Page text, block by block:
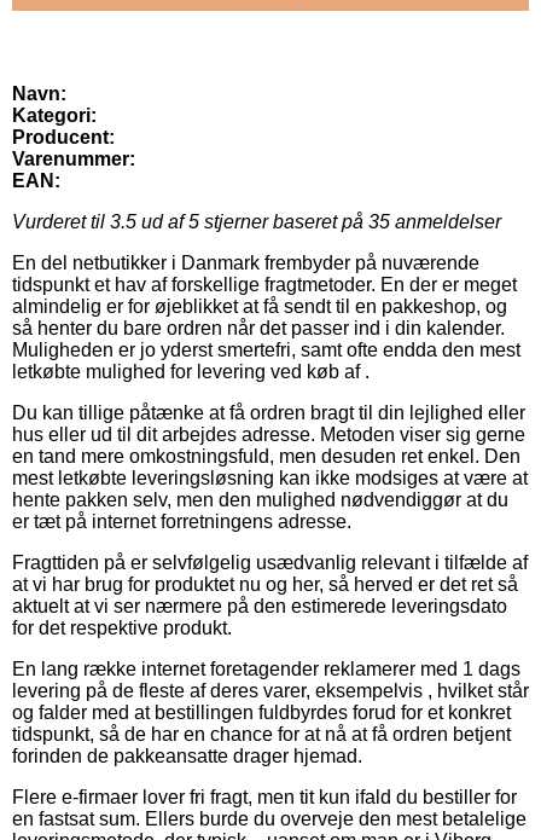
Navn:
Kategori:
Producent:
Varenummer:
EAN:
Vurderet til 3.5 ud af 5 stjerner baseret på 35 anmeldelser
En del netbutikker i Danmark frembyder på nuværende
tidspunkt et hav af forskellige fragtmetoder. En der er meget
almindelig er for øjeblikket at få sendt til en pakkeshop, og
så henter du bare ordren når det passer ind i din kalender.
Muligheden er jo yderst smertefri, samt ofte endda den mest
letkøbte mulighed for levering ved køb af .
Du kan tillige påtænke at få ordren bragt til din lejlighed eller
hus eller ud til dit arbejdes adresse. Metoden viser sig gerne
en tand mere omkostningsfuld, men desuden ret enkel. Den
mest letkøbte leveringsløsning kan ikke modsiges at være at
hente pakken selv, men den mulighed nødvendiggør at du
er tæt på internet forretningens adresse.
Fragttiden på er selvfølgelig usædvanlig relevant i tilfælde af
at vi har brug for produktet nu og her, så herved er det ret så
aktuelt at vi ser nærmere på den estimerede leveringsdato
for det respektive produkt.
En lang række internet foretagender reklamerer med 1 dags
levering på de fleste af deres varer, eksempelvis , hvilket står
og falder med at bestillingen fuldbyrdes forud for et konkret
tidspunkt, så de har en chance for at nå at få ordren betjent
forinden de pakkeansatte drager hjemad.
Flere e-firmaer lover fri fragt, men tit kun ifald du bestiller for
en fastsat sum. Ellers burde du overveje den mest betalelige